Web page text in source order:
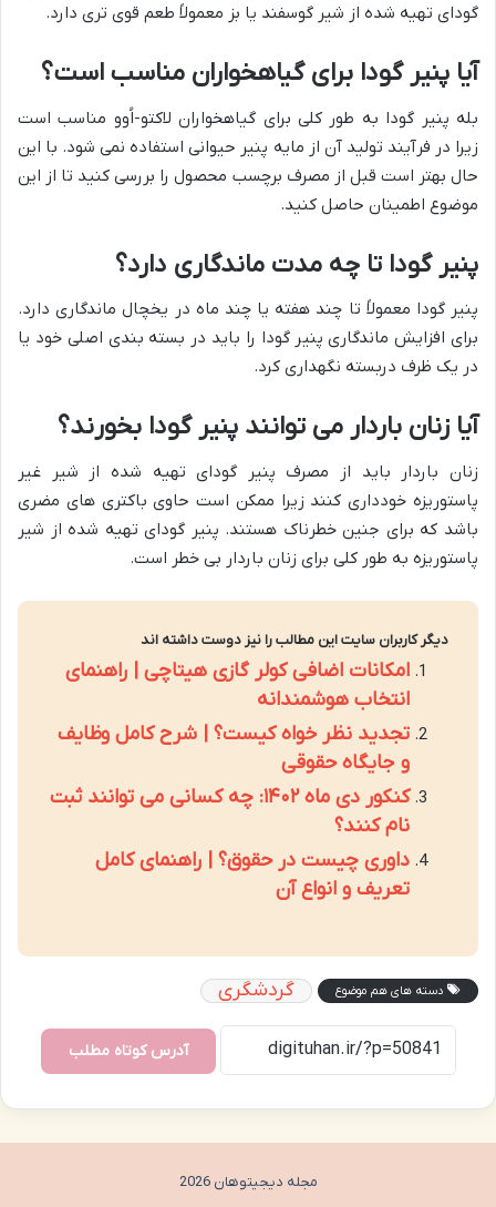
گودای تهیه شده از شیر گوسفند یا بز معمولاً طعم قوی تری دارد.
آیا پنیر گودا برای گیاهخواران مناسب است؟
بله پنیر گودا به طور کلی برای گیاهخواران لاکتو-اُوو مناسب است
زیرا در فرآیند تولید آن از مایه پنیر حیوانی استفاده نمی شود. با این
حال بهتر است قبل از مصرف برچسب محصول را بررسی کنید تا از این
موضوع اطمینان حاصل کنید.
پنیر گودا تا چه مدت ماندگاری دارد؟
پنیر گودا معمولاً تا چند هفته یا چند ماه در یخچال ماندگاری دارد.
برای افزایش ماندگاری پنیر گودا را باید در بسته بندی اصلی خود یا
در یک ظرف دربسته نگهداری کرد.
آیا زنان باردار می توانند پنیر گودا بخورند؟
زنان باردار باید از مصرف پنیر گودای تهیه شده از شیر غیر
پاستوریزه خودداری کنند زیرا ممکن است حاوی باکتری های مضری
باشد که برای جنین خطرناک هستند. پنیر گودای تهیه شده از شیر
پاستوریزه به طور کلی برای زنان باردار بی خطر است.
دیگر کاربران سایت این مطالب را نیز دوست داشته اند
امکانات اضافی کولر گازی هیتاچی | راهنمای
انتخاب هوشمندانه
تجدید نظر خواه کیست؟ | شرح کامل وظایف
و جایگاه حقوقی
کنکور دی ماه ۱۴۰۲: چه کسانی می توانند ثبت
نام کنند؟
داوری چیست در حقوق؟ | راهنمای کامل
تعریف و انواع آن
دسته های هم موضوع گردشگری
آدرس کوتاه مطلب
مجله دیجیتوهان 2026